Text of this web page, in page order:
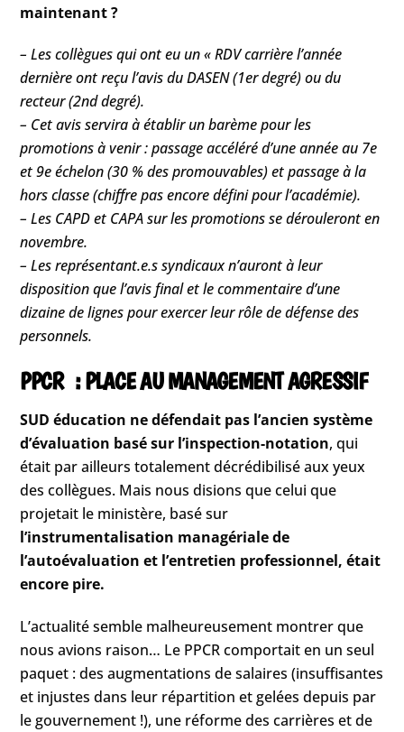
maintenant ?
– Les collègues qui ont eu un « RDV carrière l’année
dernière ont reçu l’avis du DASEN (1er degré) ou du
recteur (2nd degré).
– Cet avis servira à établir un barème pour les
promotions à venir : passage accéléré d’une année au 7e
et 9e échelon (30 % des promouvables) et passage à la
hors classe (chiffre pas encore défini pour l’académie).
– Les CAPD et CAPA sur les promotions se dérouleront en
novembre.
– Les représentant.e.s syndicaux n’auront à leur
disposition que l’avis final et le commentaire d’une
dizaine de lignes pour exercer leur rôle de défense des
personnels.
PPCR : PLACE AU MANAGEMENT AGRESSIF
SUD éducation ne défendait pas l’ancien système
d’évaluation basé sur l’inspection-notation, qui
était par ailleurs totalement décrédibilisé aux yeux
des collègues. Mais nous disions que celui que
projetait le ministère, basé sur
l’instrumentalisation managériale de
l’autoévaluation et l’entretien professionnel, était
encore pire.
L’actualité semble malheureusement montrer que
nous avions raison… Le PPCR comportait en un seul
paquet : des augmentations de salaires (insuffisantes
et injustes dans leur répartition et gelées depuis par
le gouvernement !), une réforme des carrières et de